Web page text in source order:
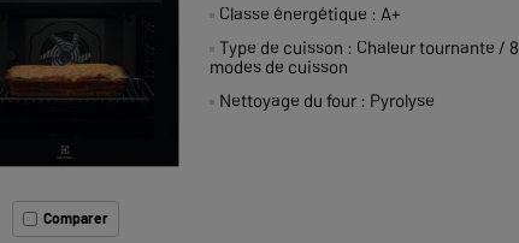
Comparer
Classe énergétique : A+
Type de cuisson : Chaleur tournante / 8
modes de cuisson
Nettoyage du four : Pyrolyse